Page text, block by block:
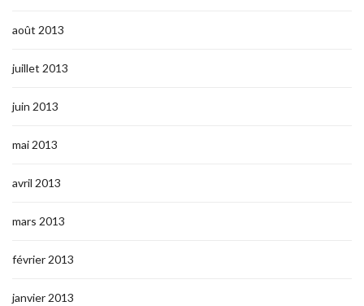
août 2013
juillet 2013
juin 2013
mai 2013
avril 2013
mars 2013
février 2013
janvier 2013